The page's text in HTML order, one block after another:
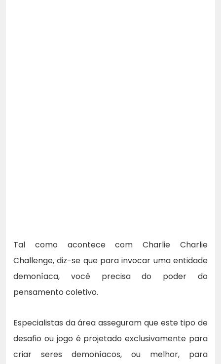
Tal como acontece com Charlie Charlie
Challenge, diz-se que para invocar uma entidade
demoníaca, você precisa do poder do
pensamento coletivo.
Especialistas da área asseguram que este tipo de
desafio ou jogo é projetado exclusivamente para
criar seres demoníacos, ou melhor, para